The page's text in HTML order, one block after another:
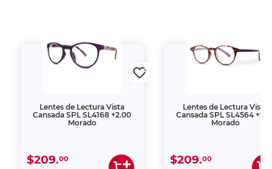
Lentes de Lectura Vista
Cansada SPL SL4168 +2.00
Morado
$209.00
Lentes de Lectura Vista
Cansada SPL SL4564
Morado
$209.00